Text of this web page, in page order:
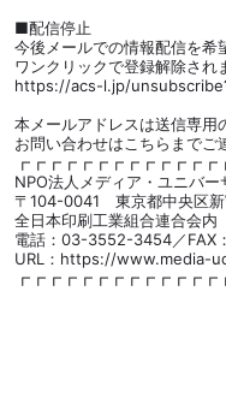
■配信停止
今後メールでの情報配信を希
ワンクリックで登録解除され
https://acs-l.jp/
本メールアドレスは送信専用
お問い合わせはこちらまで
NPO法人メディア・ユニバ
〒104-0041 東京都中央区新
全日本印刷工業組合連合会内
電話：03-3552-3454／FAX
URL：https://www.media-